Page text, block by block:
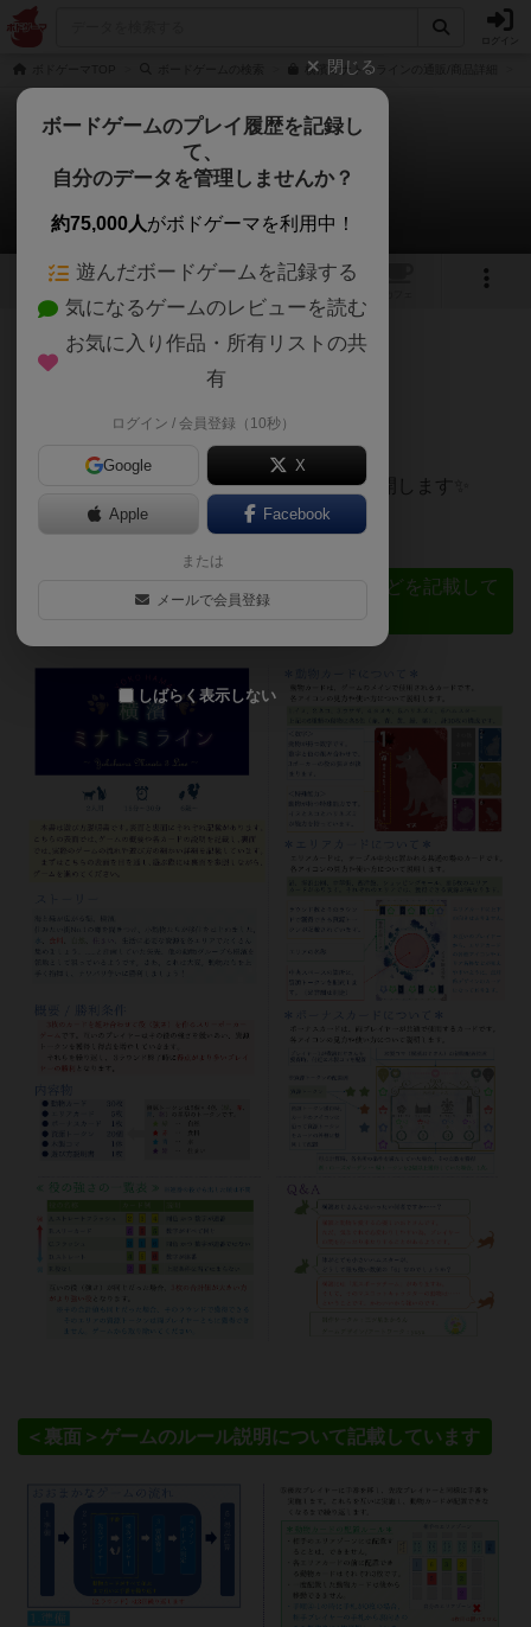
横濱ミナトミラインの通販/商品詳細
横濱ミナトミライン
yuyaさんのルール/インスト
6 1
65名 1名 0 5年弱前
横濱ミナトミラインの取り扱い説明書を公開します✨
ゲームの概要と各カードの説明などを記載して
＜裏面＞ゲームのルール説明について記載しています
閉じる
ボードゲームのプレイ履歴を記録し
て、
自分のデータを管理しませんか？
約75,000人がボドゲーマを利用中！
遊んだボードゲームを記録する
気になるゲームのレビューを読む
お気に入り作品・所有リストの共
有
ログイン / 会員登録（10秒）
Google X
Apple Facebook
または
メールで会員登録
しばらく表示しない